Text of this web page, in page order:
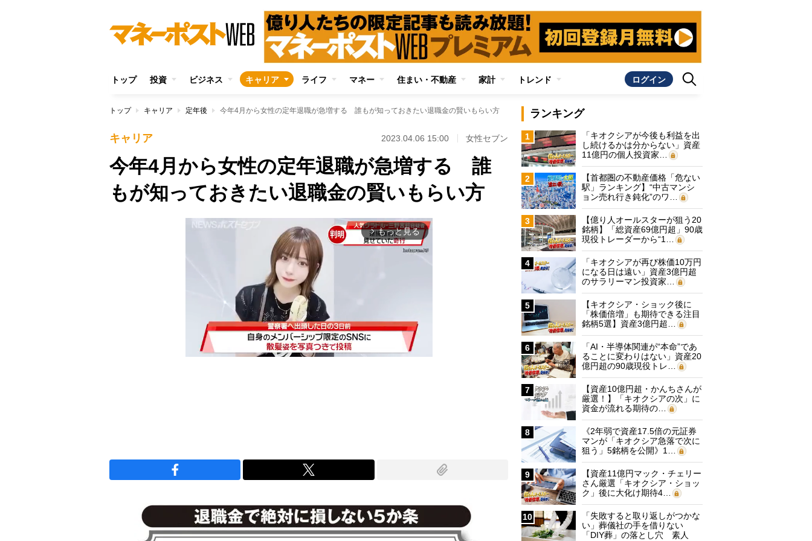
トップ 投資 ビジネス キャリア ライフ マネー 住まい・不動産 家計 トレンド ログイン
トップ キャリア 定年後 今年4月から女性の定年退職が急増する 誰もが知っておきたい退職金の賢いもらい方
キャリア 2023.04.06 15:00 女性セブン
今年4月から女性の定年退職が急増する 誰
もが知っておきたい退職金の賢いもらい方
arrow_forward_ios もっと見る
ランキング
1
「キオクシアが今後も利益を出
し続けるかは分からない」資産
11億円の個人投資家…
2
【首都圏の不動産価格「危ない
駅」ランキング】“中古マンシ
ョン売れ行き鈍化”のワ…
3
【億り人オールスターが狙う20
銘柄】「総資産69億円超」90歳
現役トレーダーから“1…
4
「キオクシアが再び株価10万円
になる日は遠い」資産3億円超
のサラリーマン投資家…
5
【キオクシア・ショック後に
「株価倍増」も期待できる注目
銘柄5選】資産3億円超…
6
「AI・半導体関連が“本命”であ
ることに変わりはない」資産20
億円超の90歳現役トレ…
7
【資産10億円超・かんちさんが
厳選！】「キオクシアの次」に
資金が流れる期待の…
8
《2年弱で資産17.5倍の元証券
マンが「キオクシア急落で次に
狙う」5銘柄を公開》1…
9
【資産11億円マック・チェリー
さん厳選「キオクシア・ショッ
ク」後に大化け期待4…
10
「失敗すると取り返しがつかな
い」葬儀社の手を借りない
「DIY葬」の落とし穴 素人